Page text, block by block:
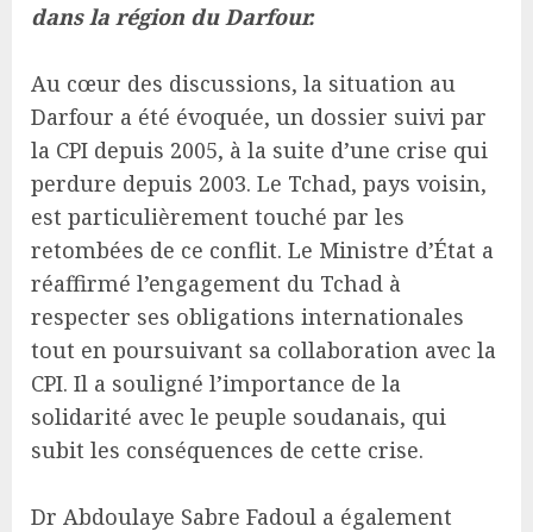
dans la région du Darfour.
Au cœur des discussions, la situation au
Darfour a été évoquée, un dossier suivi par
la CPI depuis 2005, à la suite d’une crise qui
perdure depuis 2003. Le Tchad, pays voisin,
est particulièrement touché par les
retombées de ce conflit. Le Ministre d’État a
réaffirmé l’engagement du Tchad à
respecter ses obligations internationales
tout en poursuivant sa collaboration avec la
CPI. Il a souligné l’importance de la
solidarité avec le peuple soudanais, qui
subit les conséquences de cette crise.
Dr Abdoulaye Sabre Fadoul a également